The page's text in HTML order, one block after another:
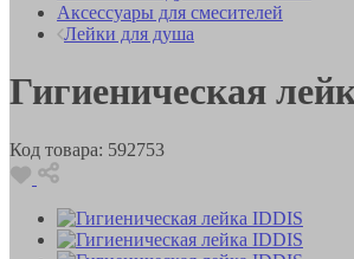
Аксессуары для смесителей
Лейки для душа
Гигиеническая
Код товара: 592753